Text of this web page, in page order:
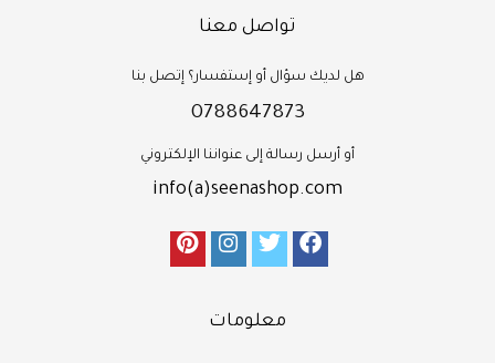
تواصل معنا
هل لديك سؤال أو إستفسار؟ إتصل بنا
0788647873
أو أرسل رسالة إلى عنواننا الإلكتروني
info(a)seenashop.com
معلومات